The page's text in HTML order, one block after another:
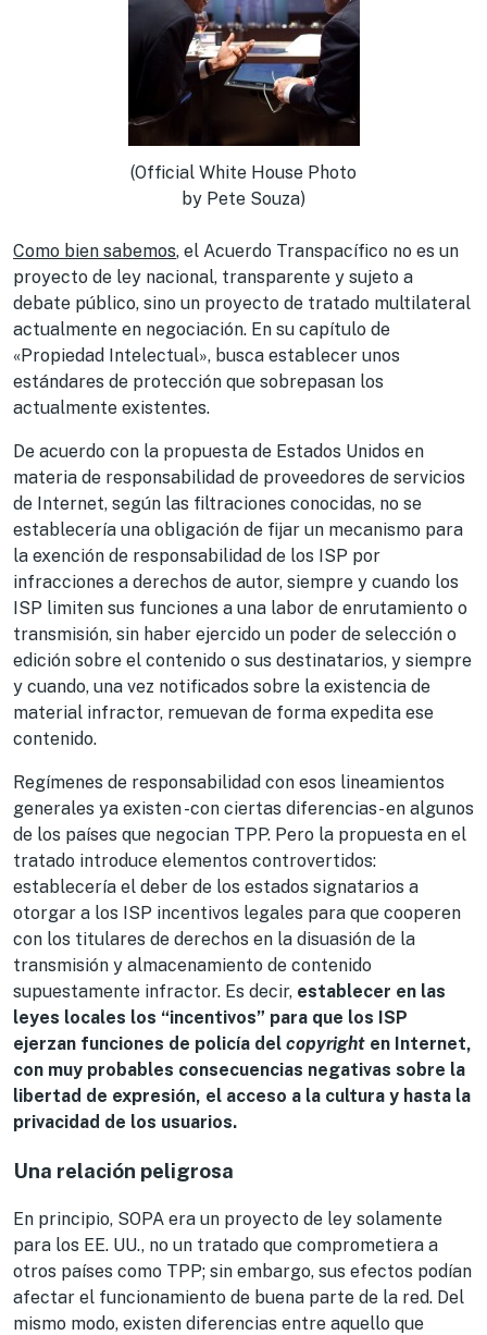
(Official White House Photo
by Pete Souza)
Como bien sabemos, el Acuerdo Transpacífico no es un
proyecto de ley nacional, transparente y sujeto a
debate público, sino un proyecto de tratado multilateral
actualmente en negociación. En su capítulo de
«Propiedad Intelectual», busca establecer unos
estándares de protección que sobrepasan los
actualmente existentes.
De acuerdo con la propuesta de Estados Unidos en
materia de responsabilidad de proveedores de servicios
de Internet, según las filtraciones conocidas, no se
establecería una obligación de fijar un mecanismo para
la exención de responsabilidad de los ISP por
infracciones a derechos de autor, siempre y cuando los
ISP limiten sus funciones a una labor de enrutamiento o
transmisión, sin haber ejercido un poder de selección o
edición sobre el contenido o sus destinatarios, y siempre
y cuando, una vez notificados sobre la existencia de
material infractor, remuevan de forma expedita ese
contenido.
Regímenes de responsabilidad con esos lineamientos
generales ya existen -con ciertas diferencias- en algunos
de los países que negocian TPP. Pero la propuesta en el
tratado introduce elementos controvertidos:
establecería el deber de los estados signatarios a
otorgar a los ISP incentivos legales para que cooperen
con los titulares de derechos en la disuasión de la
transmisión y almacenamiento de contenido
supuestamente infractor. Es decir, establecer en las
leyes locales los “incentivos” para que los ISP
ejerzan funciones de policía del copyright en Internet,
con muy probables consecuencias negativas sobre la
libertad de expresión, el acceso a la cultura y hasta la
privacidad de los usuarios.
Una relación peligrosa
En principio, SOPA era un proyecto de ley solamente
para los EE. UU., no un tratado que comprometiera a
otros países como TPP; sin embargo, sus efectos podían
afectar el funcionamiento de buena parte de la red. Del
mismo modo, existen diferencias entre aquello que